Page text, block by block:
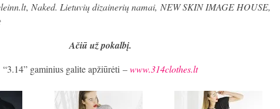
, Naked. Lietuvių dizainerių namai, NEW SKIN IMAGE HOUSE,
Ačiū už pokalbį.
“3.14” gaminius galite apžiūrėti –www.314clothes.lt